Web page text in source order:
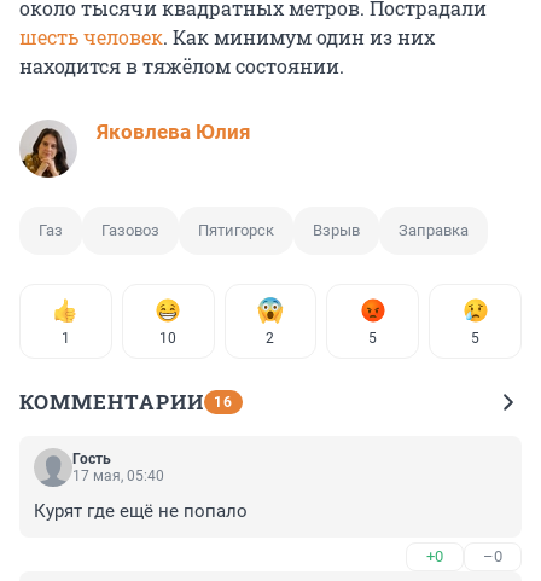
около тысячи квадратных метров. Пострадали
шесть человек. Как минимум один из них
находится в тяжёлом состоянии.
Яковлева Юлия
Газ Газовоз Пятигорск Взрыв Заправка
1 10 2 5 5
КОММЕНТАРИИ 16
Гость
17 мая, 05:40
Курят где ещё не попало
+0 –0